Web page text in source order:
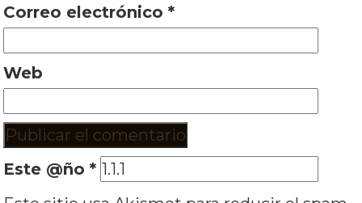
Correo electrónico*
Web
Este @ño*